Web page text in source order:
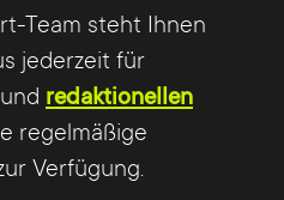
einfach per
Websites zu
sowie neue
Team steht Ihnen
jederzeit für
redaktionellen
regelmäßige
Verfügung.